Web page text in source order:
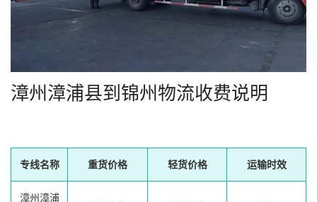
漳州漳浦县到锦州物流收费说明
专线名称 重货价格 轻货价格 运输时效
漳州漳浦